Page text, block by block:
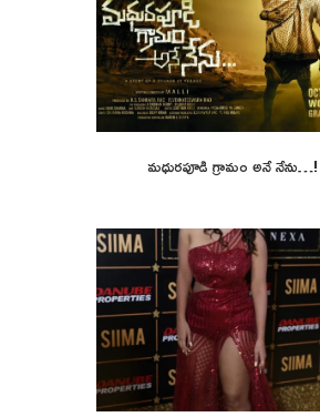
మధురపూడి గ్రామం అనే నేను…!